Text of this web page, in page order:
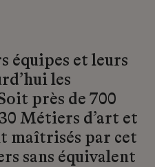
équipes et leurs
les
près de 700
Métiers d’art et
maîtrisés par cet
sans équivalent